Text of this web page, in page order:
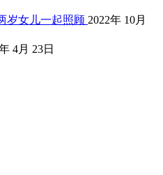
岁女儿一起照顾 2022年 10月
4月 23日